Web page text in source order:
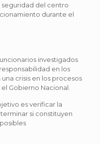
del centro
durante el
investigados
en los
crisis en los procesos
Gobierno Nacional.
es verificar la
si constituyen